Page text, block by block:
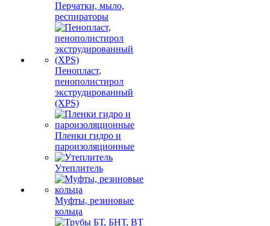
Перчатки, мыло,
респираторы
Пенопласт,
пенополистирол
экструдированный
(XPS)
Пленки гидро и
пароизоляционные
Утеплитель
Муфты, резиновые
кольца